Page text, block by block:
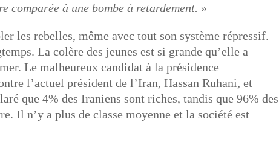
comparée à une bombe à retardement. »
les rebelles, même avec tout son système répressif.
La colère des jeunes est si grande qu’elle a
Le malheureux candidat à la présidence
l’actuel président de l’Iran, Hassan Ruhani, et
que 4% des Iraniens sont riches, tandis que 96% des
Il n’y a plus de classe moyenne et la société est